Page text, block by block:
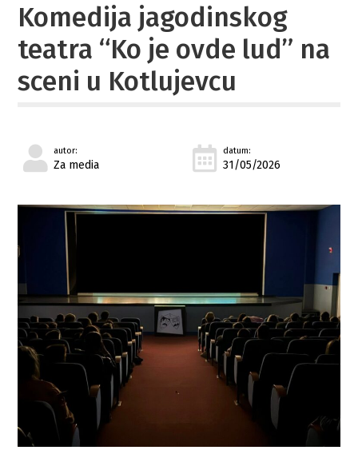
Komedija jagodinskog
teatra “Ko je ovde lud” na
sceni u Kotlujevcu
autor:
Za media
datum:
31/05/2026